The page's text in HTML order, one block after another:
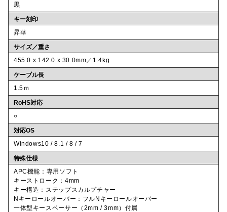
黒
キー刻印
昇華
サイズ／重さ
455.0 x 142.0 x 30.0mm／1.4kg
ケーブル長
1.5ｍ
RoHS対応
○
対応OS
Windows10 / 8.1 / 8 / 7
特殊仕様
APC機能：専用ソフト
キーストローク：4mm
キー構造：ステップスカルプチャー
Nキーロールオーバー：フルNキーロールオーバー
一体型キースペーサー（2mm / 3mm）付属